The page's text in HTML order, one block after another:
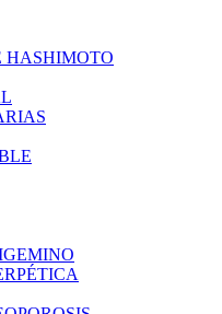
HASHIMOTO